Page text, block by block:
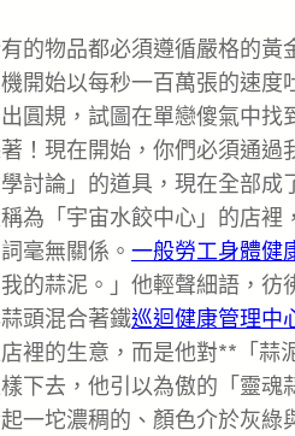
的物品都必須遵循嚴格的
開始以每秒一百萬張的速
圓規，試圖在單戀傻氣中找
！現在開始，你們必須通
討論」的道具，現在全部
為「宇宙水餃中心」的店裡
毫無關係。 一般勞工身體健
我的蒜泥。」他輕聲細語，
頭混合著鐵巡迴健康管理中
裡的生意，而是他對**「
下去，他引以為傲的「靈
一坨濃稠的、顏色介於灰